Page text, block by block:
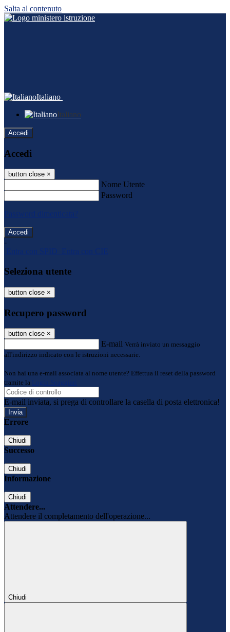
Salta al contenuto
Italiano
Italiano
Accedi
Accedi
button close ×
Nome Utente
Password
Password dimenticata?
-
Entra con SPID
Entra con CIE
Seleziona utente
button close ×
Recupero password
button close ×
E-mail Verrà inviato un messaggio
all'indirizzo indicato con le istruzioni necessarie.
Non hai una e-mail associata al nome utente? Effettua il reset della password
tramite la
Login Spaggiari
E-mail inviata, si prega di controllare la casella di posta elettronica!
Errore
Chiudi
Successo
Chiudi
Informazione
Chiudi
Attendere...
Attendere il completamento dell'operazione...
Chiudi